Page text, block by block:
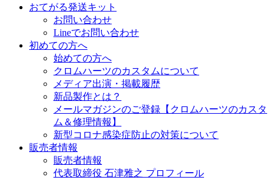
おてがる発送キット
お問い合わせ
Lineでお問い合わせ
初めての方へ
始めての方へ
クロムハーツのカスタムについて
メディア出演・掲載履歴
新品製作とは？
メールマガジンのご登録【クロムハーツのカスタ
ム＆修理情報】
新型コロナ感染症防止の対策について
販売者情報
販売者情報
代表取締役 石津雅之 プロフィール